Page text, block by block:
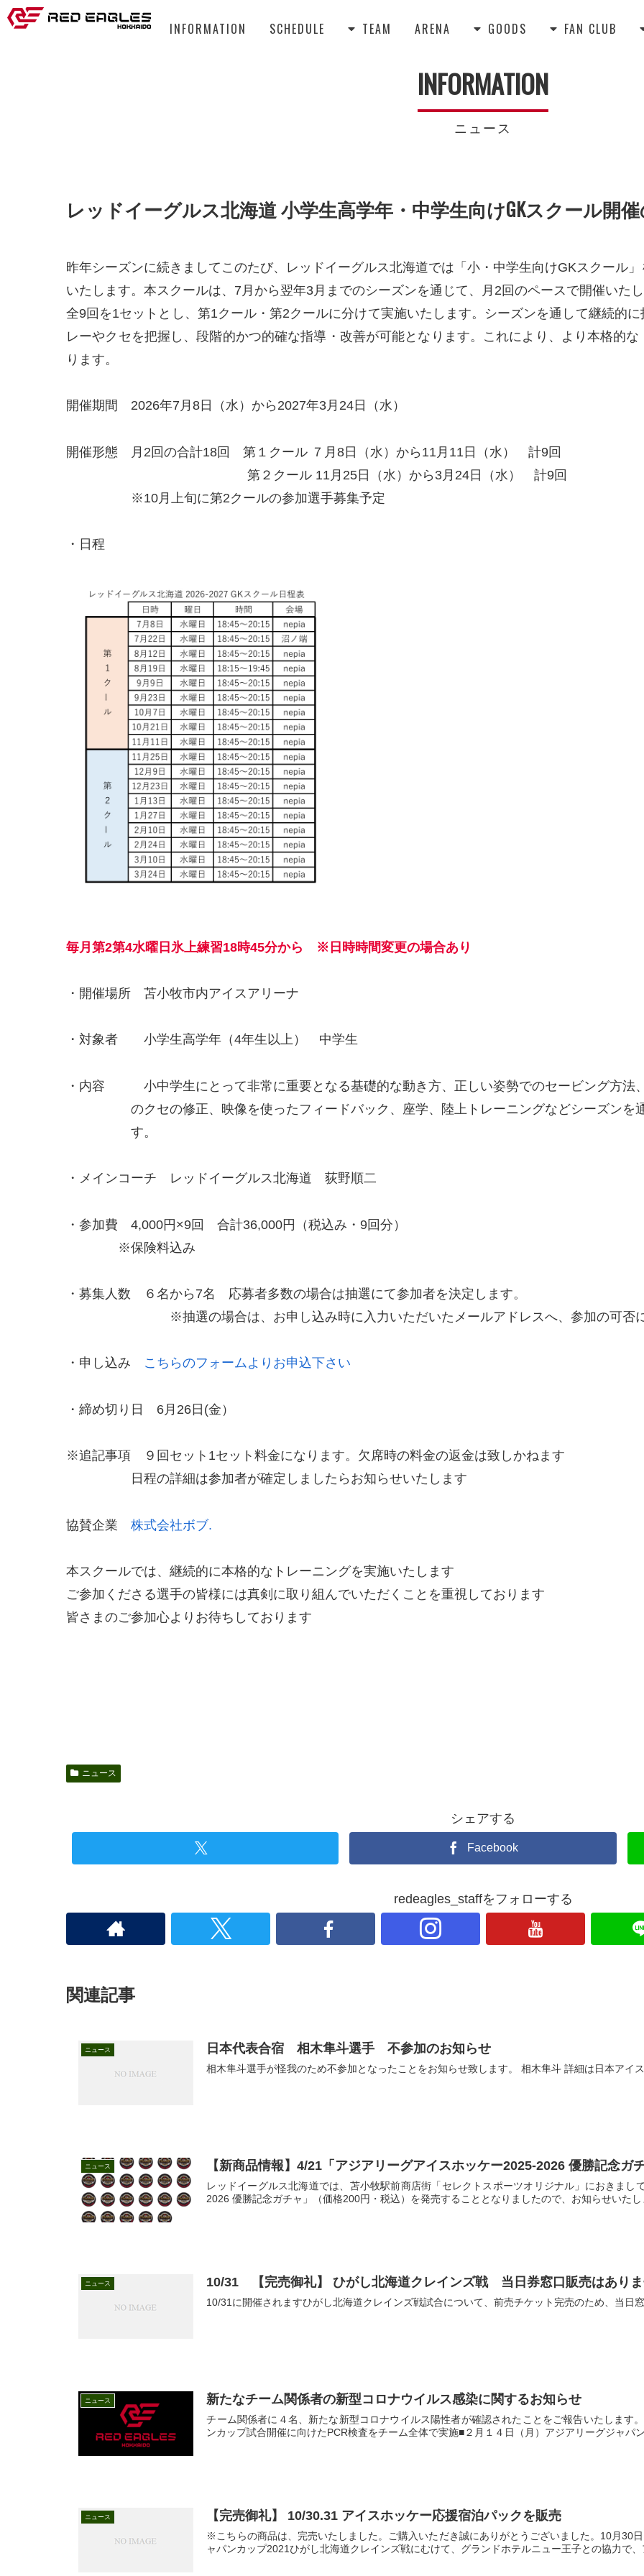
INFORMATION SCHEDULE  TEAM ARENA  GOODS  FAN CLUB
INFORMATION
ニュース
レッドイーグルス北海道 小学生高学年・中学生向けGKスクール開
昨年シーズンに続きましてこのたび、レッドイーグルス北海道では「小・中学生向けGKスクール
いたします。本スクールは、7月から翌年3月までのシーズンを通じて、月2回のペースで開催いた
全9回を1セットとし、第1クール・第2クールに分けて実施いたします。シーズンを通して継続的
レーやクセを把握し、段階的かつ的確な指導・改善が可能となります。これにより、より本格的
ります。
開催期間 2026年7月8日（水）から2027年3月24日（水）
開催形態 月2回の合計18回 第１クール ７月8日（水）から11月11日（水） 計9回
第２クール 11月25日（水）から3月24日（水） 計9回
※10月上旬に第2クールの参加選手募集予定
・日程
毎月第2第4水曜日氷上練習18時45分から ※日時時間変更の場合あり
・開催場所 苫小牧市内アイスアリーナ
・対象者 小学生高学年（4年生以上） 中学生
・内容 小中学生にとって非常に重要となる基礎的な動き方、正しい姿勢でのセービング方法
のクセの修正、映像を使ったフィードバック、座学、陸上トレーニングなどシーズンを通
す。
・メインコーチ レッドイーグルス北海道 荻野順二
・参加費 4,000円×9回 合計36,000円（税込み・9回分）
※保険料込み
・募集人数 ６名から7名 応募者多数の場合は抽選にて参加者を決定します。
※抽選の場合は、お申し込み時に入力いただいたメールアドレスへ、参加の可否につ
・申し込み こちらのフォームよりお申込下さい
・締め切り日 6月26日(金）
※追記事項 ９回セット1セット料金になります。欠席時の料金の返金は致しかねます
日程の詳細は参加者が確定しましたらお知らせいたします
協賛企業 株式会社ボブ.
本スクールでは、継続的に本格的なトレーニングを実施いたします
ご参加くださる選手の皆様には真剣に取り組んでいただくことを重視しております
皆さまのご参加心よりお待ちしております
ニュース
シェアする
Facebook
redeagles_staffをフォローする
関連記事
ニュース 日本代表合宿 相木隼斗選手 不参加のお知らせ
相木隼斗選手が怪我のため不参加となったことをお知らせ致します。 相木隼斗 詳細は日本アイ
ニュース 【新商品情報】4/21「アジアリーグアイスホッケー2025-2026 優勝記念ガ
レッドイーグルス北海道では、苫小牧駅前商店街「セレクトスポーツオリジナル」におきま
2026 優勝記念ガチャ」（価格200円・税込）を発売することとなりましたので、お知らせいた
ニュース 10/31 【完売御礼】 ひがし北海道クレインズ戦 当日券窓口販売はあり
10/31に開催されますひがし北海道クレインズ戦試合について、前売チケット完売のため、当日
ニュース 新たなチーム関係者の新型コロナウイルス感染に関するお知らせ
チーム関係者に４名、新たな新型コロナウイルス陽性者が確認されたことをご報告いたします
ンカップ試合開催に向けたPCR検査をチーム全体で実施■２月１４日（月）アジアリーグジャパ
ニュース 【完売御礼】 10/30.31 アイスホッケー応援宿泊パックを販売
※こちらの商品は、完売いたしました。ご購入いただき誠にありがとうございました。10月30
ャパンカップ2021ひがし北海道クレインズ戦にむけて、グランドホテルニュー王子との協力で